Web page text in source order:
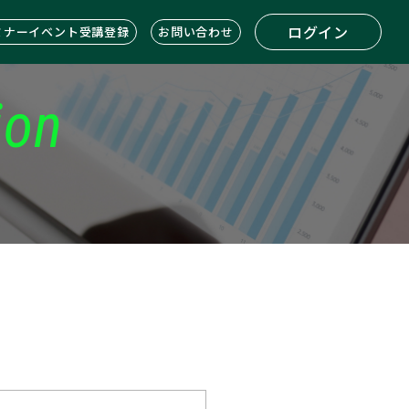
ナーイベント受講登録 お問い合わせ ログイン